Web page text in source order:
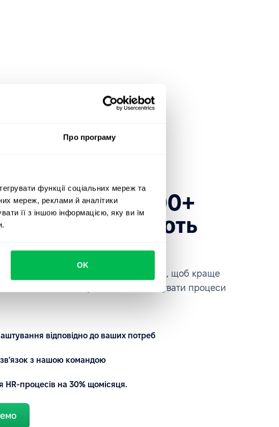
Про програму
функції соціальних мереж та
мереж, реклами й аналітики
її з іншою інформацією, яку ви їм
OK
до 1600+
які довіряють
нашою HR-платформою на власні очі, щоб краще
можете автоматизувати та кастомізувати процеси
відповідно до ваших потреб
зв'язок з нашою командою
процесів на 30% щомісяця.